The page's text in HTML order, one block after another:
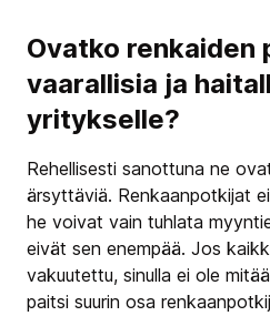
Ovatko renkaiden
vaarallisia ja
yritykselle?
Rehellisesti sanottuna ne
ärsyttäviä. Renkaanpotkijat
he voivat vain tuhlata
eivät sen enempää. Jos
vakuutettu, sinulla ei ole
paitsi suurin osa